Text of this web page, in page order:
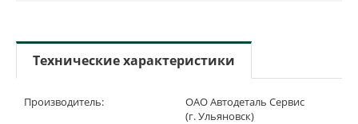
Технические характеристики
Производитель:
ОАО Автодеталь Сервис
(г. Ульяновск)